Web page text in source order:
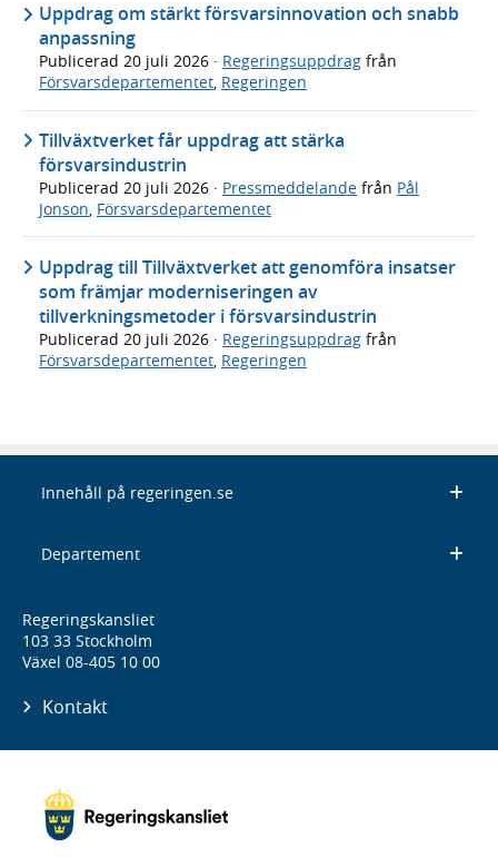
Uppdrag om stärkt försvarsinnovation och snabb
anpassning
Publicerad 20 juli 2026 · Regeringsuppdrag från
Försvarsdepartementet, Regeringen
Tillväxtverket får uppdrag att stärka
försvarsindustrin
Publicerad 20 juli 2026 · Pressmeddelande från Pål
Jonson, Försvarsdepartementet
Uppdrag till Tillväxtverket att genomföra insatser
som främjar moderniseringen av
tillverkningsmetoder i försvarsindustrin
Publicerad 20 juli 2026 · Regeringsuppdrag från
Försvarsdepartementet Regeringen
Innehåll på regeringen.se
Departement
Regeringskansliet
103 33 Stockholm
Växel 08-405 10 00
Kontakt